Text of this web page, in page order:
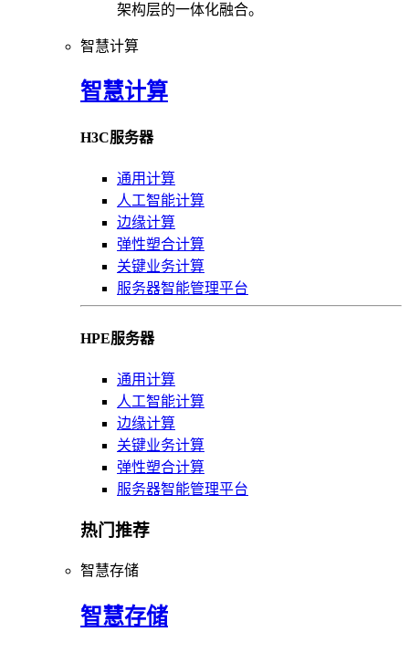
架构层的一体化融合。
智慧计算
智慧计算
H3C服务器
通用计算
人工智能计算
边缘计算
弹性塑合计算
关键业务计算
服务器智能管理平台
HPE服务器
通用计算
人工智能计算
边缘计算
关键业务计算
弹性塑合计算
服务器智能管理平台
热门推荐
智慧存储
智慧存储